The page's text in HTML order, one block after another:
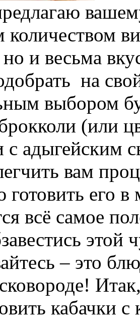
но и весьма
на
выбором
(или
с адыгейским
вам
готовить его
всё самое
этой
– это
кабачки